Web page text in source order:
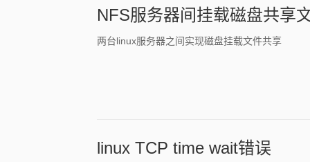
NFS服务器间挂载磁盘共享
两台linux服务器之间实现磁盘挂载文件共享
linux TCP time wait错误